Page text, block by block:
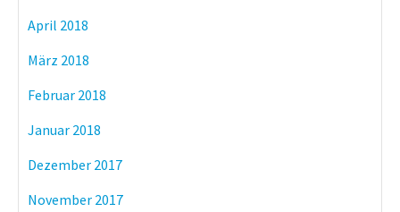
April 2018
März 2018
Februar 2018
Januar 2018
Dezember 2017
November 2017